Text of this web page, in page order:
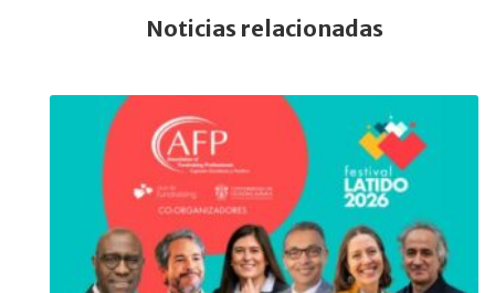
Noticias relacionadas